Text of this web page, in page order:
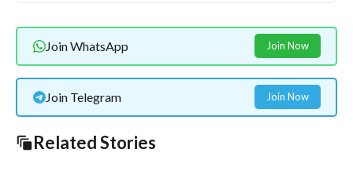
Join WhatsApp Join Now
Join Telegram Join Now
Related Stories